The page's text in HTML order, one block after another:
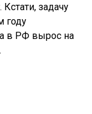
задачу
году
в РФ вырос на